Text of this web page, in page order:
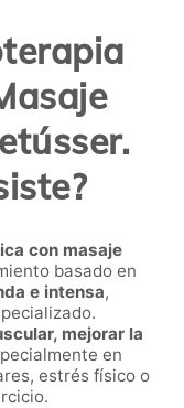
con masaje
basado en
e intensa,
mejorar la
en
estrés físico o